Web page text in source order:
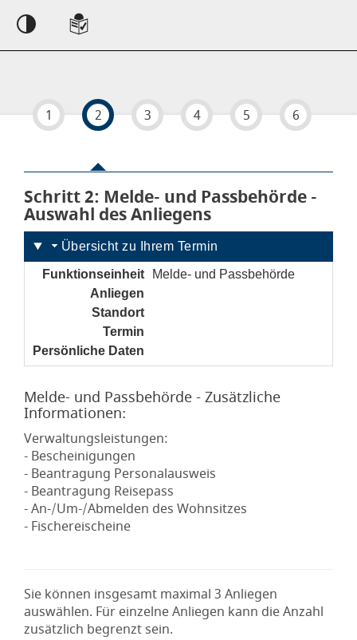
1 2 3 4 5 6
Schritt 2von 6
: Melde- und Passbehörde -
Auswahl des Anliegens
Übersicht zu Ihrem Termin
Funktionseinheit
Melde- und Passbehörde
Anliegen
Standort
Termin
Persönliche Daten
Melde- und Passbehörde - Zusätzliche
Informationen:
Verwaltungsleistungen:
- Bescheinigungen
- Beantragung Personalausweis
- Beantragung Reisepass
- An-/Um-/Abmelden des Wohnsitzes
- Fischereischeine
Sie können insgesamt maximal 3 Anliegen
auswählen. Für einzelne Anliegen kann die Anzahl
zusätzlich begrenzt sein.